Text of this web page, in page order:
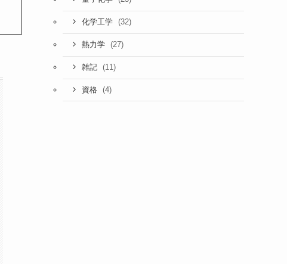
化学工学 (32)
熱力学 (27)
雑記 (11)
資格 (4)